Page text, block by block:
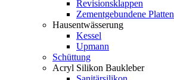
Revisionsklappen
Zementgebundene Platten
Hausentwässerung
Kessel
Upmann
Schüttung
Acryl Silikon Baukleber